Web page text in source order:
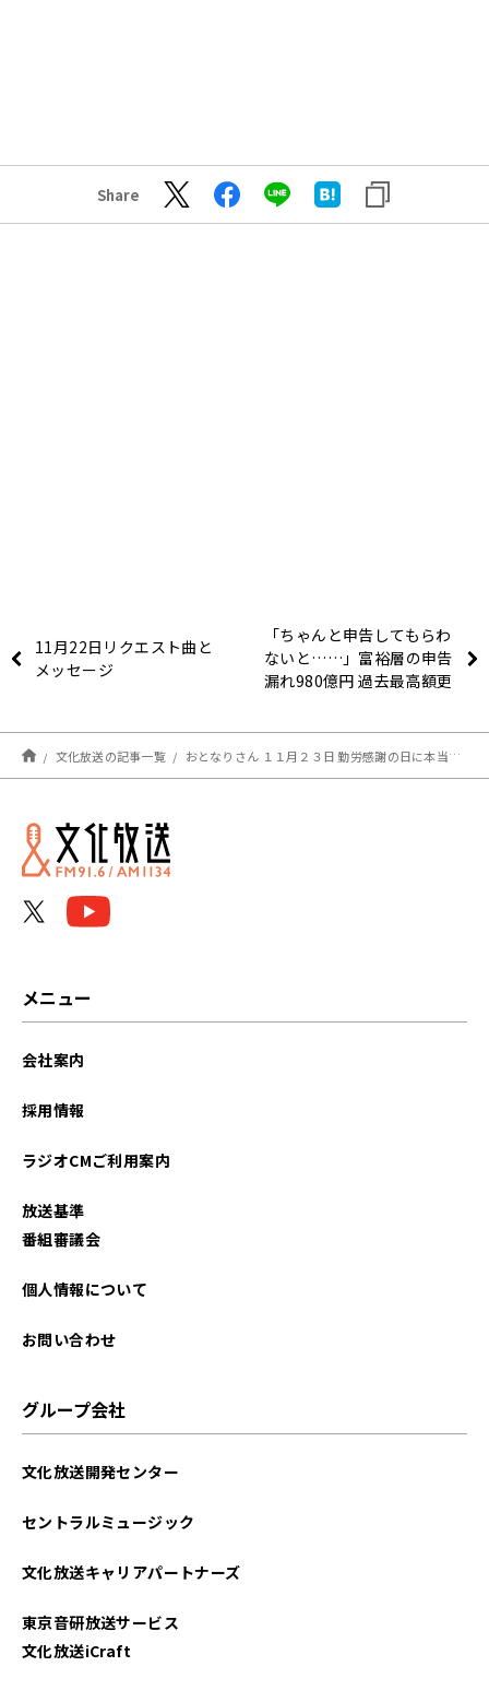
Share
11月22日リクエスト曲と
メッセージ
「ちゃんと申告してもらわ
ないと……」富裕層の申告
漏れ980億円 過去最高額更
文化放送の記事一覧 おとなりさん １１月２３日 勤労感謝の日に本当に勤労に感謝している人はいる？！
メニュー
会社案内
採用情報
ラジオCMご利用案内
放送基準
番組審議会
個人情報について
お問い合わせ
グループ会社
文化放送開発センター
セントラルミュージック
文化放送キャリアパートナーズ
東京音研放送サービス
文化放送iCraft